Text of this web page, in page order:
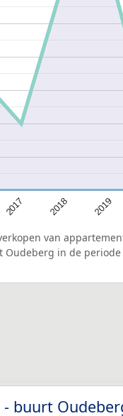
2017 2018 2019
van
in de periode
buurt